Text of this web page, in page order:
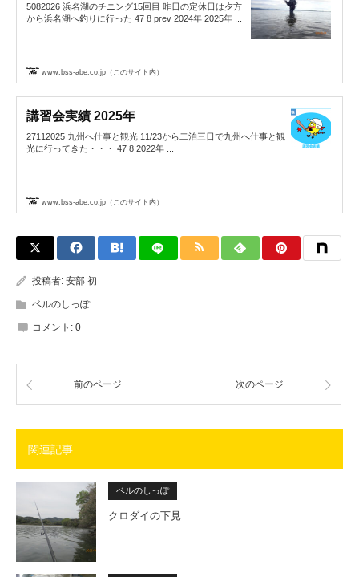
5082026 浜名湖のチニング15回目 昨日の定休日は夕方
から浜名湖へ釣りに行った 47 8 prev 2024年 2025年 ...
www.bss-abe.co.jp（このサイト内）
講習会実績 2025年
27112025 九州へ仕事と観光 11/23から二泊三日で九州へ仕事と観
光に行ってきた・・・ 47 8 2022年 ...
www.bss-abe.co.jp（このサイト内）
投稿者: 安部 初
ベルのしっぽ
コメント: 0
前のページ 次のページ
関連記事
ベルのしっぽ
クロダイの下見